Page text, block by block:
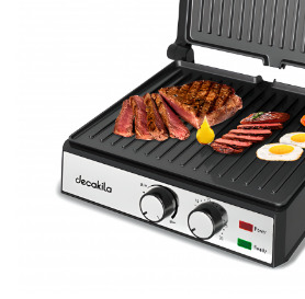
Nivelă laser
Picamere
Polizoare unghiulare
Accesorii pentru drujbă
Echipamente de protecție
Foarfece tablă
Foarfeci Grădină